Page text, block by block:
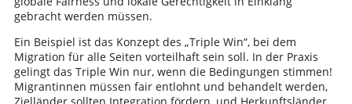
gebracht werden müssen.
Ein Beispiel ist das Konzept des „Triple Win“, bei dem
Migration für alle Seiten vorteilhaft sein soll. In der Praxis
gelingt das Triple Win nur, wenn die Bedingungen stimmen!
Migrantinnen müssen fair entlohnt und behandelt werden,